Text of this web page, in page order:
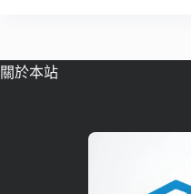
關於本站